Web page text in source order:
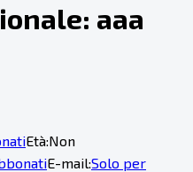
aaa
Età:Non
E-mail:Solo per